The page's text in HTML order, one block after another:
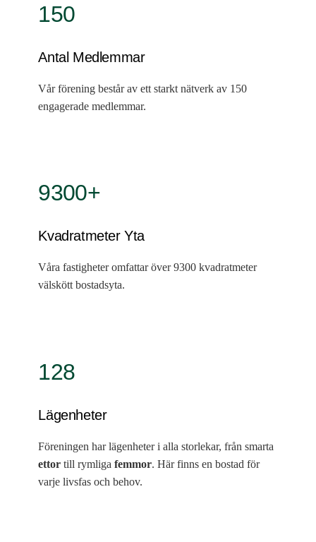
150
Antal Medlemmar
Vår förening består av ett starkt nätverk av 150
engagerade medlemmar.
9300+
Kvadratmeter Yta
Våra fastigheter omfattar över 9300 kvadratmeter
välskött bostadsyta.
128
Lägenheter
Föreningen har lägenheter i alla storlekar, från smarta
ettor till rymligafemmor. Här finns en bostad för
varje livsfas och behov.